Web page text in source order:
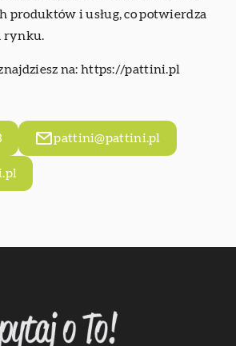
produktów i usług, co potwierdza
rynku.
na: https://pattini.pl
pattini@pattini.pl